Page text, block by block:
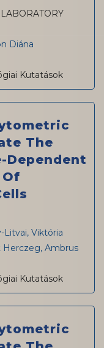
Diána
Kutatások
The
Of
Litvai, Viktória
Herczeg, Ambrus
Kutatások